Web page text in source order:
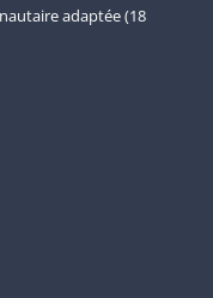
adaptée (18